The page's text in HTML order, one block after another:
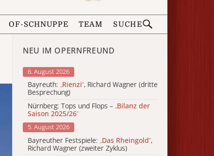
OF-SCHNUPPE TEAM SUCHE
NEU IM OPERNFREUND
6. August 2026
Bayreuth: „Rienzi“, Richard Wagner (dritte
Besprechung)
Nürnberg: Tops und Flops – „Bilanz der
Saison 2025/26“
5. August 2026
Bayreuther Festspiele: „Das Rheingold“,
Richard Wagner (zweiter Zyklus)